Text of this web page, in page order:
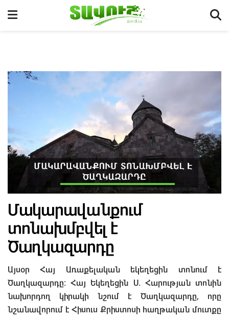
Մակարավանքում
տոնախմբվել է
Ծաղկազարդը
Այսօր Հայ Առաքելական եկեղեցին տոնում է
Ծաղկազարդը: Հայ Եկեղեցին Ս. Հարության տոնին
նախորդող կիրակի նշում է Ծաղկազարդը, որը
նշանավորում է Հիսուս Քրիստոսի հաղթական մուտքը